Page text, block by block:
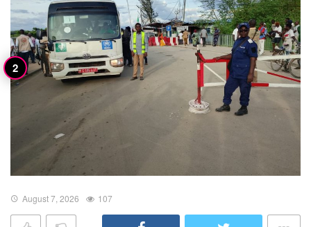
August 7, 2026 107